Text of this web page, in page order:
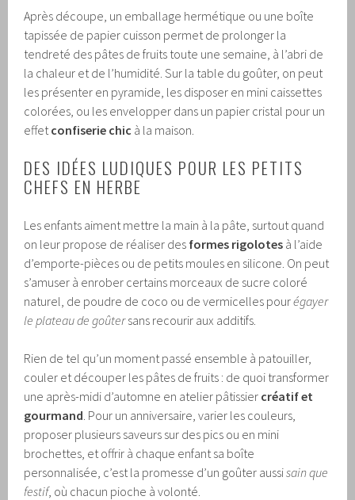
Après découpe, un emballage hermétique ou une boîte
tapissée de papier cuisson permet de prolonger la
tendreté des pâtes de fruits toute une semaine, à l’abri de
la chaleur et de l’humidité. Sur la table du goûter, on peut
les présenter en pyramide, les disposer en mini caissettes
colorées, ou les envelopper dans un papier cristal pour un
effet confiserie chic à la maison.
DES IDÉES LUDIQUES POUR LES PETITS
CHEFS EN HERBE
Les enfants aiment mettre la main à la pâte, surtout quand
on leur propose de réaliser des formes rigolotes à l’aide
d’emporte-pièces ou de petits moules en silicone. On peut
s’amuser à enrober certains morceaux de sucre coloré
naturel, de poudre de coco ou de vermicelles pourégayer
le plateau de goûtersans recourir aux additifs.
Rien de tel qu’un moment passé ensemble à patouiller,
couler et découper les pâtes de fruits : de quoi transformer
une après-midi d’automne en atelier pâtissier créatif et
gourmand . Pour un anniversaire, varier les couleurs,
proposer plusieurs saveurs sur des pics ou en mini
brochettes, et offrir à chaque enfant sa boîte
personnalisée, c’est la promesse d’un goûter aussisain que
festif, où chacun pioche à volonté.